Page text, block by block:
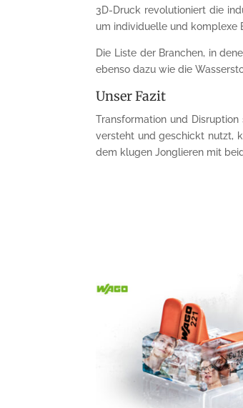
3D-Druck revolutioniert die
um individuelle und komplexe
Die Liste der Branchen, in
ebenso dazu wie die
Unser Fazit
Transformation und
versteht und geschickt nutzt,
dem klugen Jonglieren mit